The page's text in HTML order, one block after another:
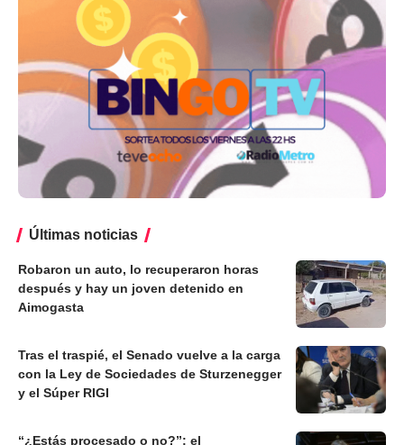
Últimas noticias
Robaron un auto, lo recuperaron horas
después y hay un joven detenido en
Aimogasta
Tras el traspié, el Senado vuelve a la carga
con la Ley de Sociedades de Sturzenegger
y el Súper RIGI
“¿Estás procesado o no?”: el